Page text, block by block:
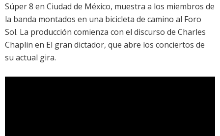
Súper 8 en Ciudad de México, muestra a los miembros de
la banda montados en una bicicleta de camino al Foro
Sol. La producción comienza con el discurso de Charles
Chaplin en El gran dictador, que abre los conciertos de
su actual gira.